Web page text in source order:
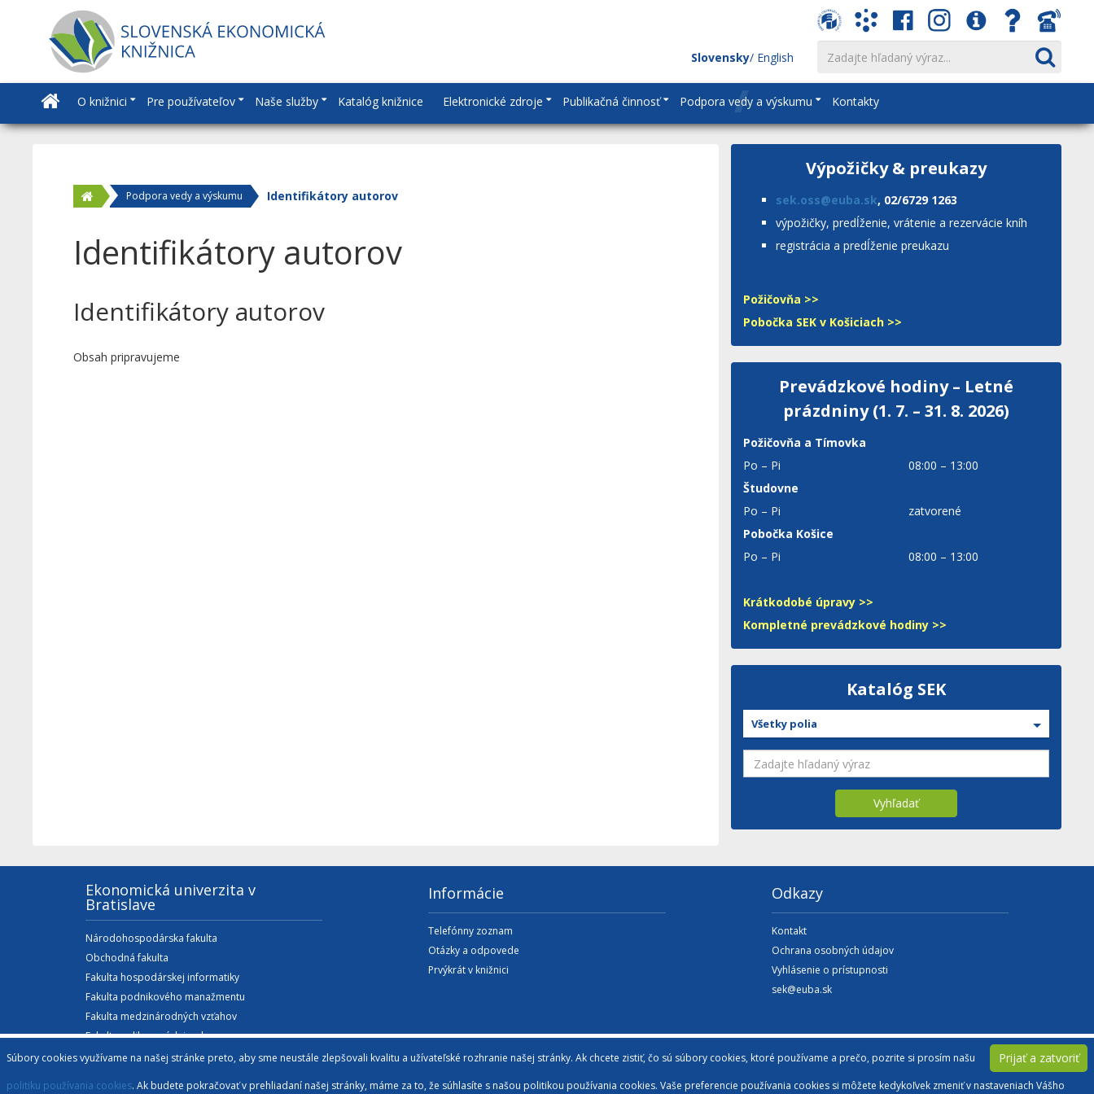
Slovensky English
O knižnici Pre používateľov Naše služby Katalóg knižnice Elektronické zdroje Publikačná činnosť Podpora vedy a výskumu Kontakty
Podpora vedy a výskumu Identifikátory autorov
Identifikátory autorov
Identifikátory autorov
Obsah pripravujeme
Výpožičky & preukazy
sek.oss@euba.sk, 02/6729 1263
výpožičky, predĺženie, vrátenie a rezervácie kníh
registrácia a predĺženie preukazu
Požičovňa >>
Pobočka SEK v Košiciach >>
Prevádzkové hodiny – Letné
prázdniny (1. 7. – 31. 8. 2026)
Požičovňa a Tímovka
Po – Pi
08:00 – 13:00
Študovne
Po – Pi
zatvorené
Pobočka Košice
Po – Pi
08:00 – 13:00
Krátkodobé úpravy >>
Kompletné prevádzkové hodiny >>
Katalóg SEK
Všetky polia
Vyhľadať
Ekonomická univerzita v
Bratislave
Národohospodárska fakulta
Obchodná fakulta
Fakulta hospodárskej informatiky
Fakulta podnikového manažmentu
Fakulta medzinárodných vzťahov
Fakulta aplikovaných jazykov
Podnikovohospodárska fakulta so sídlom v
Informácie
Telefónny zoznam
Otázky a odpovede
Prvýkrát v knižnici
Odkazy
Kontakt
Ochrana osobných údajov
Vyhlásenie o prístupnosti
sek@euba.sk
Prijať a zatvoriť
Súbory cookies využívame na našej stránke preto, aby sme neustále zlepšovali kvalitu a užívateľské rozhranie našej stránky. Ak chcete zistiť, čo sú súbory cookies, ktoré používame a prečo, pozrite si prosím našu
politiku používania cookies. Ak budete pokračovať v prehliadaní našej stránky, máme za to, že súhlasíte s našou politikou používania cookies. Vaše preferencie používania cookies si môžete kedykoľvek zmeniť v nastaveniach Vášho